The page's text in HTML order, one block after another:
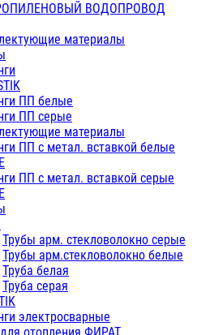
ВОДОПРОВОД
материалы
ПП белые
ПП серые
материалы
ПП с метал. вставкой белые
ПП с метал. вставкой серые
Трубы арм. стекловолокно серые
Трубы арм.стекловолокно белые
Труба белая
Труба серая
электросварные